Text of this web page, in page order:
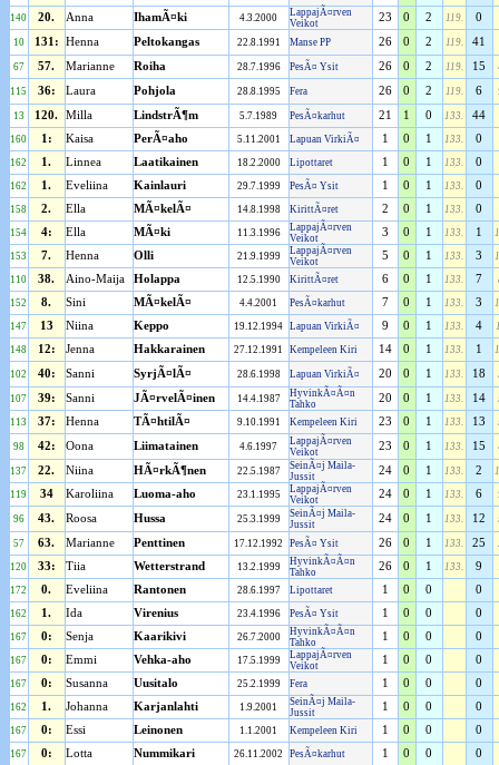
140 20. Anna IhamÃ¤ki 4.3.2000
LappajÃ¤rven
Veikot
23 0 2 119. 0
10 131: Henna Peltokangas 22.8.1991 Manse PP 26 0 2 119. 41
67 57. Marianne Roiha 28.7.1996 PesÃ¤ Ysit 26 0 2 119. 15
115 36: Laura Pohjola 28.8.1995 Fera 26 0 2 119. 6
13 120. Milla LindstrÃ¶m 5.7.1989 PesÃ¤karhut 21 1 0 133. 44
160 1: Kaisa PerÃ¤aho 5.11.2001 Lapuan VirkiÃ¤ 1 0 1 133. 0
162 1. Linnea Laatikainen 18.2.2000 Lipottaret 1 0 1 133. 0
162 1. Eveliina Kainlauri 29.7.1999 PesÃ¤ Ysit 1 0 1 133. 0
158 2. Ella MÃ¤kelÃ¤ 14.8.1998 KirittÃ¤ret 2 0 1 133. 0
154 4: Ella MÃ¤ki 11.3.1996
LappajÃ¤rven
Veikot
3 0 1 133. 1
153 7. Henna Olli 21.9.1999
LappajÃ¤rven
Veikot
5 0 1 133. 3
110 38. Aino-Maija Holappa 12.5.1990 KirittÃ¤ret 6 0 1 133. 7
152 8. Sini MÃ¤kelÃ¤ 4.4.2001 PesÃ¤karhut 7 0 1 133. 3
147 13 Niina Keppo 19.12.1994 Lapuan VirkiÃ¤ 9 0 1 133. 4
148 12: Jenna Hakkarainen 27.12.1991 Kempeleen Kiri 14 0 1 133. 1
102 40: Sanni SyrjÃ¤lÃ¤ 28.6.1998 Lapuan VirkiÃ¤ 20 0 1 133. 18
107 39: Sanni JÃ¤rvelÃ¤inen 14.4.1987
HyvinkÃ¤Ã¤n
Tahko
20 0 1 133. 14
113 37: Henna TÃ¤htilÃ¤ 9.10.1991 Kempeleen Kiri 23 0 1 133. 13
98 42: Oona Liimatainen 4.6.1997
LappajÃ¤rven
Veikot
23 0 1 133. 15
137 22. Niina HÃ¤rkÃ¶nen 22.5.1987
SeinÃ¤j Maila-
Jussit
24 0 1 133. 2
119 34 Karoliina Luoma-aho 23.1.1995
LappajÃ¤rven
Veikot
24 0 1 133. 6
96 43. Roosa Hussa 25.3.1999
SeinÃ¤j Maila-
Jussit
24 0 1 133. 12
57 63. Marianne Penttinen 17.12.1992 PesÃ¤ Ysit 26 0 1 133. 25
120 33: Tiia Wetterstrand 13.2.1999
HyvinkÃ¤Ã¤n
Tahko
26 0 1 133. 9
172 0. Eveliina Rantonen 28.6.1997 Lipottaret 1 0 0 0
162 1. Ida Virenius 23.4.1996 PesÃ¤ Ysit 1 0 0 0
167 0: Senja Kaarikivi 26.7.2000
HyvinkÃ¤Ã¤n
Tahko
1 0 0 0
167 0: Emmi Vehka-aho 17.5.1999
LappajÃ¤rven
Veikot
1 0 0 0
167 0: Susanna Uusitalo 25.2.1999 Fera 1 0 0 0
162 1. Johanna Karjanlahti 1.9.2001
SeinÃ¤j Maila-
Jussit
1 0 0 0
167 0: Essi Leinonen 1.1.2001 Kempeleen Kiri 1 0 0 0
167 0: Lotta Nummikari 26.11.2002 PesÃ¤karhut 1 0 0 0